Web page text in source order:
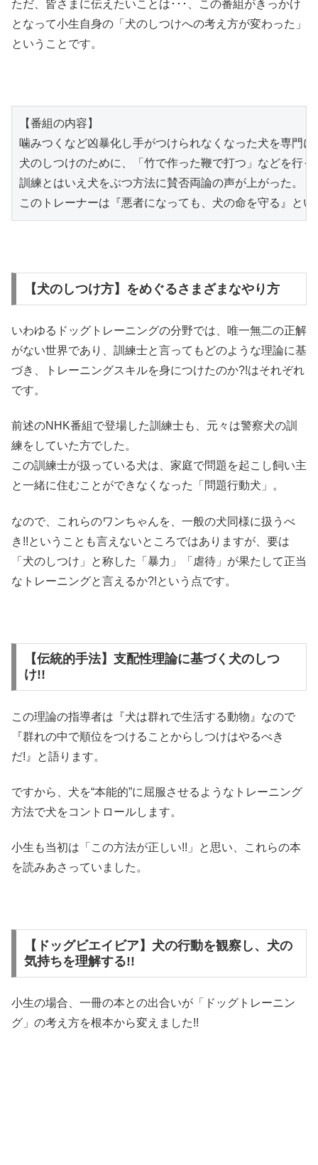
ただ、皆さまに伝えたいことは･･･、この番組がきっかけ
となって小生自身の「犬のしつけへの考え方が変わった」
ということです。
【番組の内容】
噛みつくなど凶暴化し手がつけられなくなった犬を専門
犬のしつけのために、「竹で作った鞭で打つ」などを行っ
訓練とはいえ犬をぶつ方法に賛否両論の声が上がった。
このトレーナーは『悪者になっても、犬の命を守る』と
【犬のしつけ方】をめぐるさまざまなやり方
いわゆるドッグトレーニングの分野では、唯一無二の正解
がない世界であり、訓練士と言ってもどのような理論に基
づき、トレーニングスキルを身につけたのか?!はそれぞれ
です。
前述のNHK番組で登場した訓練士も、元々は警察犬の訓
練をしていた方でした。
この訓練士が扱っている犬は、家庭で問題を起こし飼い主
と一緒に住むことができなくなった「問題行動犬」。
なので、これらのワンちゃんを、一般の犬同様に扱うべ
き!!ということも言えないところではありますが、要は
「犬のしつけ」と称した「暴力」「虐待」が果たして正当
なトレーニングと言えるか?!という点です。
【伝統的手法】支配性理論に基づく犬のしつ
け!!
この理論の指導者は『犬は群れで生活する動物』なので
『群れの中で順位をつけることからしつけはやるべき
だ!』と語ります。
ですから、犬を“本能的”に屈服させるようなトレーニング
方法で犬をコントロールします。
小生も当初は「この方法が正しい!!」と思い、これらの本
を読みあさっていました。
【ドッグビエイビア】犬の行動を観察し、犬の
気持ちを理解する!!
小生の場合、一冊の本との出合いが「ドッグトレーニン
グ」の考え方を根本から変えました!!